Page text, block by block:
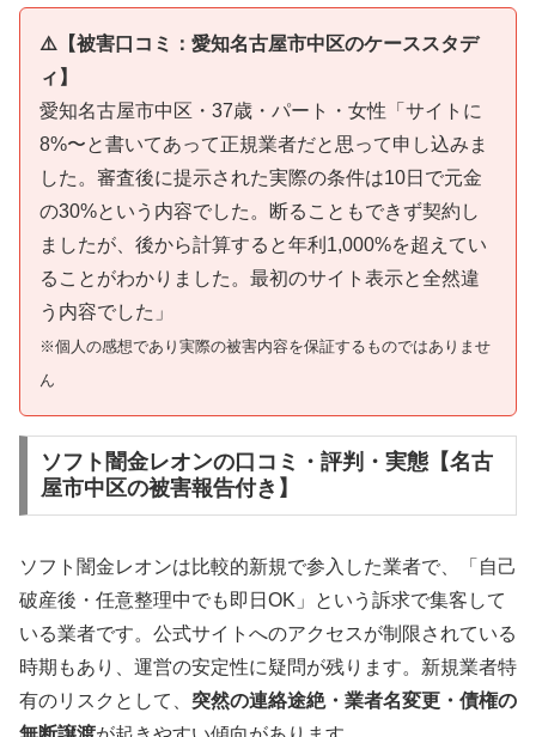
⚠️【被害口コミ：愛知名古屋市中区のケーススタデ
ィ】
愛知名古屋市中区・37歳・パート・女性「サイトに
8%〜と書いてあって正規業者だと思って申し込みま
した。審査後に提示された実際の条件は10日で元金
の30%という内容でした。断ることもできず契約し
ましたが、後から計算すると年利1,000%を超えてい
ることがわかりました。最初のサイト表示と全然違
う内容でした」
※個人の感想であり実際の被害内容を保証するものではありませ
ん
ソフト闇金レオンの口コミ・評判・実態【名古
屋市中区の被害報告付き】
ソフト闇金レオンは比較的新規で参入した業者で、「自己
破産後・任意整理中でも即日OK」という訴求で集客して
いる業者です。公式サイトへのアクセスが制限されている
時期もあり、運営の安定性に疑問が残ります。新規業者特
有のリスクとして、 突然の連絡途絶・業者名変更・債権の